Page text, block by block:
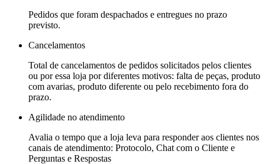
Pedidos que foram despachados e entregues no prazo
previsto.
Cancelamentos
Total de cancelamentos de pedidos solicitados pelos clientes
ou por essa loja por diferentes motivos: falta de peças, produto
com avarias, produto diferente ou pelo recebimento fora do
prazo.
Agilidade no atendimento
Avalia o tempo que a loja leva para responder aos clientes nos
canais de atendimento: Protocolo, Chat com o Cliente e
Perguntas e Respostas